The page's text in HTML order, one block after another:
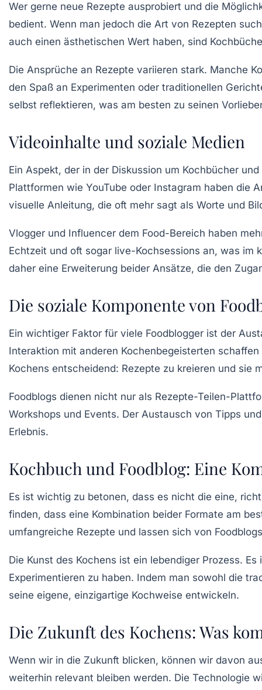
Wer gerne neue Rezepte ausprobiert und die
bedient. Wenn man jedoch die Art von Rezepten
auch einen ästhetischen Wert haben, sind
Die Ansprüche an Rezepte variieren stark. Manche
den Spaß an Experimenten oder traditionellen
selbst reflektieren, was am besten zu seinen
Videoinhalte und soziale Medien
Ein Aspekt, der in der Diskussion um Kochbücher
Plattformen wie YouTube oder Instagram haben die
visuelle Anleitung, die oft mehr sagt als Worte und
Vlogger und Influencer dem Food-Bereich haben
Echtzeit und oft sogar live-Kochsessions an, was im
daher eine Erweiterung beider Ansätze, die den
Die soziale Komponente von
Ein wichtiger Faktor für viele Foodblogger ist der
Interaktion mit anderen Kochenbegeisterten
Kochens entscheidend: Rezepte zu kreieren und sie
Foodblogs dienen nicht nur als Rezepte-Teilen-
Workshops und Events. Der Austausch von Tipps
Erlebnis.
Kochbuch und Foodblog: Eine
Es ist wichtig zu betonen, dass es nicht die eine,
finden, dass eine Kombination beider Formate am
umfangreiche Rezepte und lassen sich von Foodblogs
Die Kunst des Kochens ist ein lebendiger Prozess. Es
Experimentieren zu haben. Indem man sowohl die
seine eigene, einzigartige Kochweise entwickeln.
Die Zukunft des Kochens: Was
Wenn wir in die Zukunft blicken, können wir davon
weiterhin relevant bleiben werden. Die Technologie